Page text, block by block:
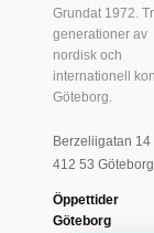
Grundat 1972.
generationer av
nordisk och
internationell
Göteborg.
Berzeliigatan 14
412 53 Göteborg
Öppettider
Göteborg